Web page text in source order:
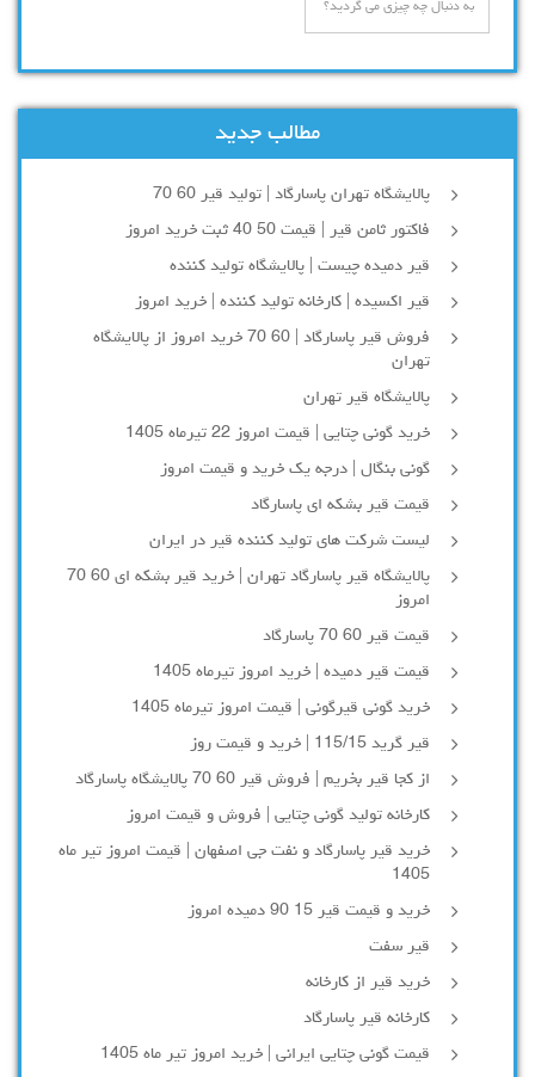
مطالب جدید
پالایشگاه تهران پاسارگاد | تولید قیر 60 70
فاکتور ثامن قیر | قیمت 50 40 ثبت خرید امروز
قیر دمیده چیست | پالایشگاه تولید کننده
قیر اکسیده | کارخانه تولید کننده | خرید امروز
فروش قیر پاسارگاد | 60 70 خرید امروز از پالایشگاه
تهران
پالایشگاه قیر تهران
خرید گونی چتایی | قیمت امروز 22 تیرماه 1405
گونی بنگال | درجه یک خرید و قیمت امروز
قیمت قیر بشکه ای پاسارگاد
لیست شرکت های تولید کننده قیر در ایران
پالایشگاه قیر پاسارگاد تهران | خرید قیر بشکه ای 60 70
امروز
قیمت قیر 60 70 پاسارگاد
قیمت قیر دمیده | خرید امروز تیرماه 1405
خرید گونی قیرگونی | قیمت امروز تیرماه 1405
قیر گرید 115/15 | خرید و قیمت روز
از کجا قیر بخریم | فروش قیر 60 70 پالایشگاه پاسارگاد
کارخانه تولید گونی چتایی | فروش و قیمت امروز
خرید قیر پاسارگاد و نفت جی اصفهان | قیمت امروز تیر ماه
1405
خرید و قیمت قیر 15 90 دمیده امروز
قیر سفت
خرید قیر از کارخانه
کارخانه قیر پاسارگاد
قیمت گونی چتایی ایرانی | خرید امروز تیر ماه 1405